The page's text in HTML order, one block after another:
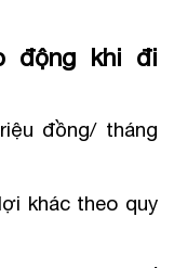
động khi đi
đồng/ tháng
khác theo quy